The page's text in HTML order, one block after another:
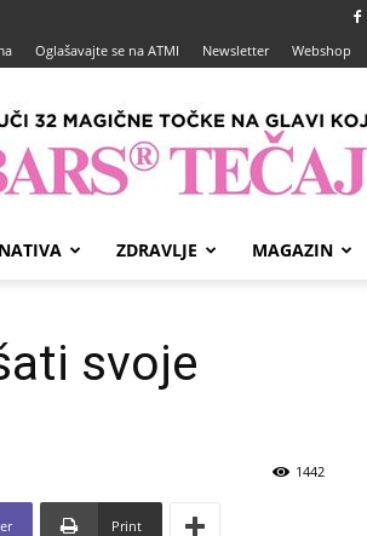
Oglašavajte se na ATMI Newsletter Webshop
ZDRAVLJE MAGAZIN
svoje
1442
Print